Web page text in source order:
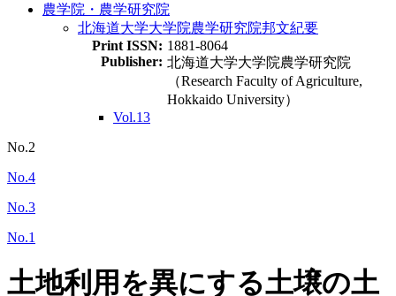
農学院・農学研究院
北海道大学大学院農学研究院邦文紀要
Print ISSN: 1881-8064
Publisher: 北海道大学大学院農学研究院
（Research Faculty of Agriculture,
Hokkaido University）
Vol.13
No.2
No.4
No.3
No.1
土地利用を異にする土壌の土